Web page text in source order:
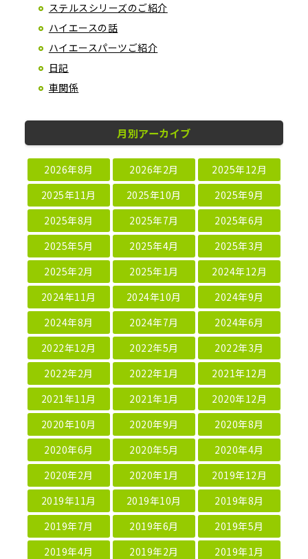
ステルスシリーズのご紹介
ハイエースの話
ハイエースパーツご紹介
日記
車関係
月別アーカイブ
2026年8月 2026年2月
2025年12月
2025年11月
2025年10月
2025年9月
2025年8月
2025年7月
2025年6月
2025年5月
2025年4月
2025年3月
2025年2月
2025年1月
2024年12月
2024年11月
2024年10月
2024年9月
2024年8月
2024年7月
2024年6月
2022年12月
2022年5月
2022年3月
2022年2月
2022年1月
2021年12月
2021年11月
2021年1月
2020年12月
2020年10月
2020年9月
2020年8月
2020年6月
2020年5月
2020年4月
2020年2月
2020年1月
2019年12月
2019年11月
2019年10月
2019年8月
2019年7月
2019年6月
2019年5月
2019年4月
2019年2月
2019年1月